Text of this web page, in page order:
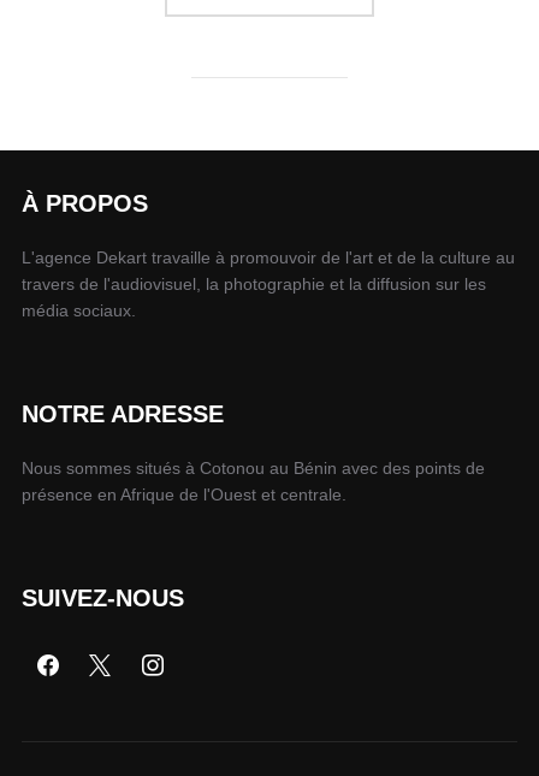
À PROPOS
L'agence Dekart travaille à promouvoir de l'art et de la culture au
travers de l'audiovisuel, la photographie et la diffusion sur les
média sociaux.
NOTRE ADRESSE
Nous sommes situés à Cotonou au Bénin avec des points de
présence en Afrique de l'Ouest et centrale.
SUIVEZ-NOUS